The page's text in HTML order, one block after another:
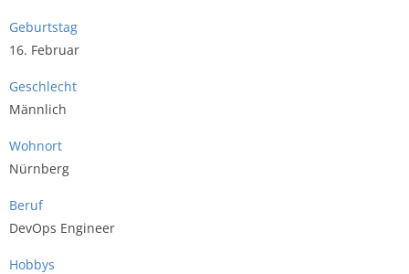
Geburtstag
16. Februar
Geschlecht
Männlich
Wohnort
Nürnberg
Beruf
DevOps Engineer
Hobbys